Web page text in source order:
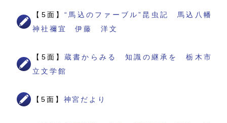
【5面】“馬込のファーブル”昆虫記 馬込八幡
神社禰宜 伊藤 洋文
【5面】蔵書からみる 知識の継承を 栃木市
立文学館
【5面】 神宮だより